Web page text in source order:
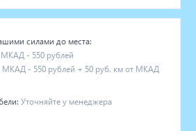
силами до места:
МКАД - 550 рублей
МКАД - 550 рублей + 50 руб. км от МКАД
Уточняйте у менеджера